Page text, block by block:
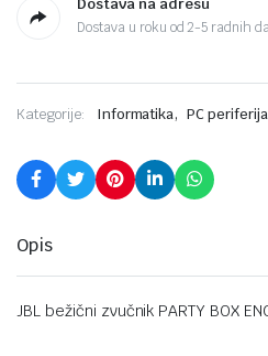
Dostava u roku od 2-5 radnih
Kategorije: Informatika, PC periferija
Opis
JBL bežični zvučnik PARTY BOX